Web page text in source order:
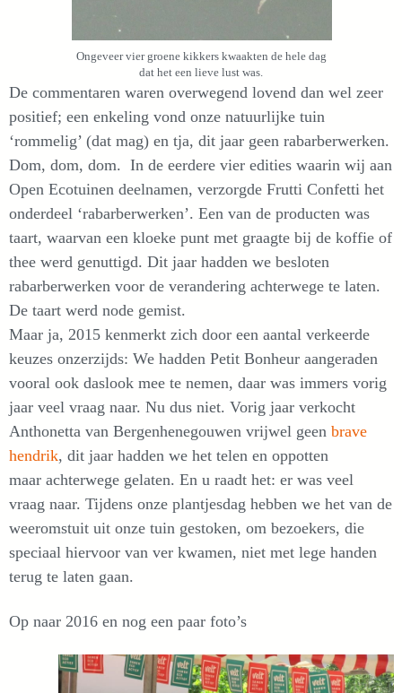
Ongeveer vier groene kikkers kwaakten de hele dag
dat het een lieve lust was.
De commentaren waren overwegend lovend dan wel zeer
positief; een enkeling vond onze natuurlijke tuin
‘rommelig’ (dat mag) en tja, dit jaar geen rabarberwerken.
Dom, dom, dom. In de eerdere vier edities waarin wij aan
Open Ecotuinen deelnamen, verzorgde Frutti Confetti het
onderdeel ‘rabarberwerken’. Een van de producten was
taart, waarvan een kloeke punt met graagte bij de koffie of
thee werd genuttigd. Dit jaar hadden we besloten
rabarberwerken voor de verandering achterwege te laten.
De taart werd node gemist.
Maar ja, 2015 kenmerkt zich door een aantal verkeerde
keuzes onzerzijds: We hadden Petit Bonheur aangeraden
vooral ook daslook mee te nemen, daar was immers vorig
jaar veel vraag naar. Nu dus niet. Vorig jaar verkocht
Anthonetta van Bergenhenegouwen vrijwel geen brave
hendrik, dit jaar hadden we het telen en oppotten
maar achterwege gelaten. En u raadt het: er was veel
vraag naar. Tijdens onze plantjesdag hebben we het van de
weeromstuit uit onze tuin gestoken, om bezoekers, die
speciaal hiervoor van ver kwamen, niet met lege handen
terug te laten gaan.
Op naar 2016 en nog een paar foto’s